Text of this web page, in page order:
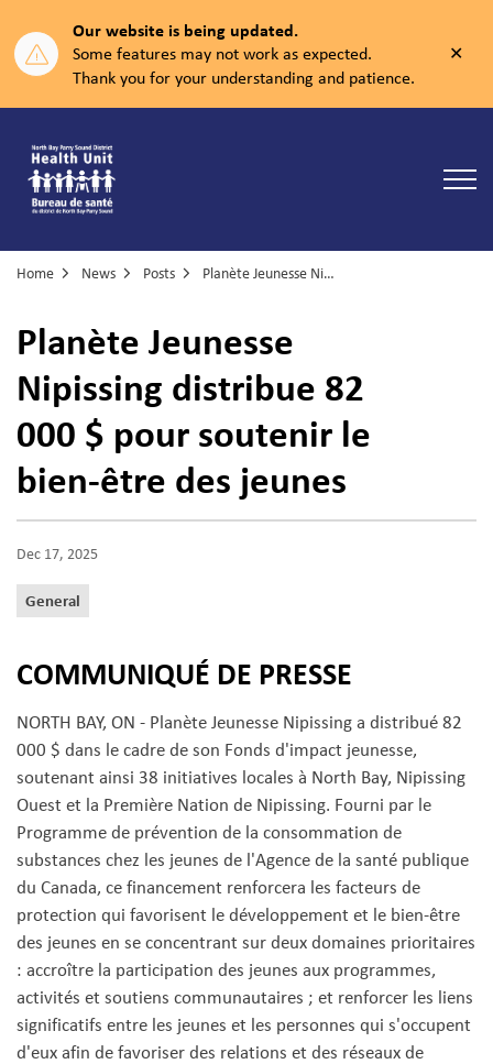
Our website is being updated.
Some features may not work as expected.
Thank you for your understanding and patience.
Home News Posts Planète Jeunesse Nipissing distribue 82 000 $ pour soutenir le bien-être des jeunes
Planète Jeunesse
Nipissing distribue 82
000 $ pour soutenir le
bien-être des jeunes
Dec 17, 2025
General
COMMUNIQUÉ DE PRESSE
NORTH BAY, ON - Planète Jeunesse Nipissing a distribué 82
000 $ dans le cadre de son Fonds d'impact jeunesse,
soutenant ainsi 38 initiatives locales à North Bay, Nipissing
Ouest et la Première Nation de Nipissing. Fourni par le
Programme de prévention de la consommation de
substances chez les jeunes de l'Agence de la santé publique
du Canada, ce financement renforcera les facteurs de
protection qui favorisent le développement et le bien-être
des jeunes en se concentrant sur deux domaines prioritaires
: accroître la participation des jeunes aux programmes,
activités et soutiens communautaires ; et renforcer les liens
significatifs entre les jeunes et les personnes qui s'occupent
d'eux afin de favoriser des relations et des réseaux de